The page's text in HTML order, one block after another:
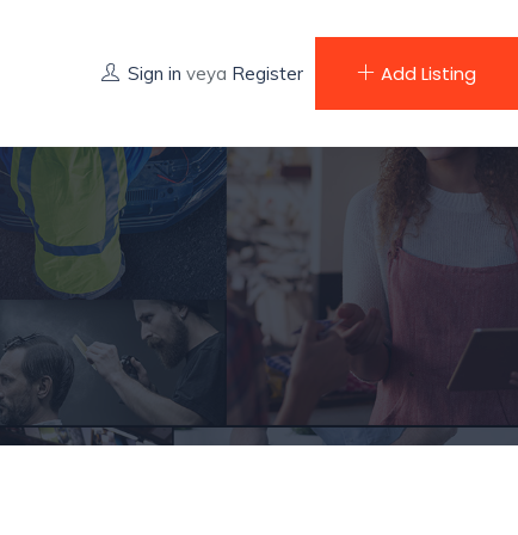
Sign in veya Register Add Listing